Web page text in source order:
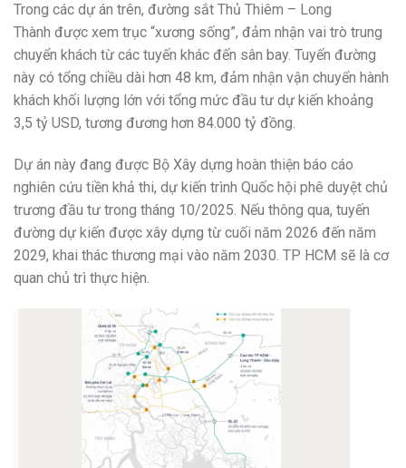
Trong các dự án trên, đường sắt Thủ Thiêm – Long
Thành được xem trục “xương sống”, đảm nhận vai trò trung
chuyển khách từ các tuyến khác đến sân bay. Tuyến đường
này có tổng chiều dài hơn 48 km, đảm nhận vận chuyển hành
khách khối lượng lớn với tổng mức đầu tư dự kiến khoảng
3,5 tỷ USD, tương đương hơn 84.000 tỷ đồng.
Dự án này đang được Bộ Xây dựng hoàn thiện báo cáo
nghiên cứu tiền khả thi, dự kiến trình Quốc hội phê duyệt chủ
trương đầu tư trong tháng 10/2025. Nếu thông qua, tuyến
đường dự kiến được xây dựng từ cuối năm 2026 đến năm
2029, khai thác thương mại vào năm 2030. TP HCM sẽ là cơ
quan chủ trì thực hiện.